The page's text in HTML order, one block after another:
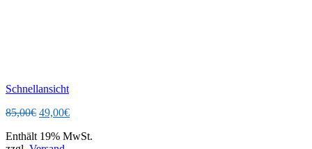
Schnellansicht
85,00€ Ursprünglicher
war:
49,00€Aktueller
ist:
Enthält 19% MwSt.